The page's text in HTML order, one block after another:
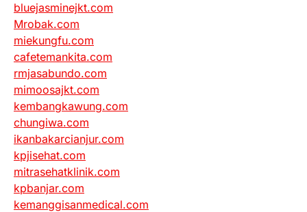
bluejasminejkt.com
Mrobak.com
miekungfu.com
cafetemankita.com
rmjasabundo.com
mimoosajkt.com
kembangkawung.com
chungiwa.com
ikanbakarcianjur.com
kpjisehat.com
mitrasehatklinik.com
kpbanjar.com
kemanggisanmedical.com